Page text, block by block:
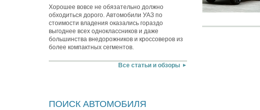
Хорошее вовсе не обязательно должно
обходиться дорого. Автомобили УАЗ по
стоимости владения оказались гораздо
выгоднее всех одноклассников и даже
большинства внедорожников и кроссоверов из
более компактных сегментов.
Все статьи и обзоры
ПОИСК АВТОМОБИЛЯ